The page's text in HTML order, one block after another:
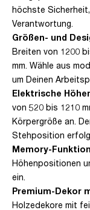
höchste
Verantwortung.
Größen- und
Breiten von 1200
mm. Wähle aus
um Deinen
Elektrische
von 520 bis 1210
Körpergröße an.
Stehposition
Memory-
Höhenpositionen
ein.
Premium-Dekor
Holzedekore mit